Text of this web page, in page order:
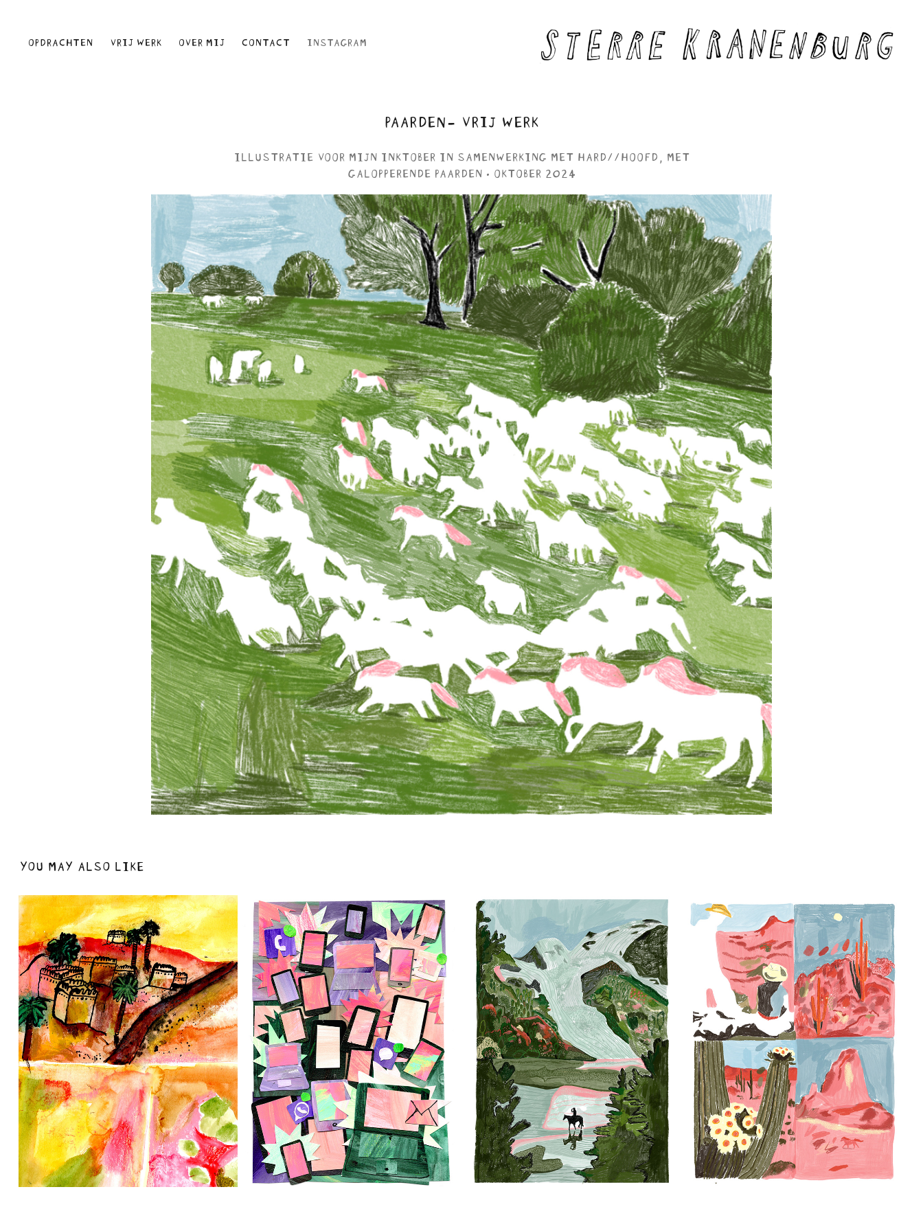
OPDRACHTEN VRIJ WERK OVER MIJ CONTACT INSTAGRAM
PAARDEN- VRIJ WERK
ILLUSTRATIE VOOR MIJN INKTOBER IN SAMENWERKING MET HARD//HOOFD, MET
GALOPPERENDE PAARDEN · OKTOBER 2024
YOU MAY ALSO LIKE
WOESTIJN- VRIJ WERK
2025
PRIKKELS- VRIJ WERK
2025
OP AVONTUUR- VRIJ WERK
2024
WIE RIJDT ER OP ZIJN PAARD DOOR DE
PAIRIE- VRIJ WERK
2024